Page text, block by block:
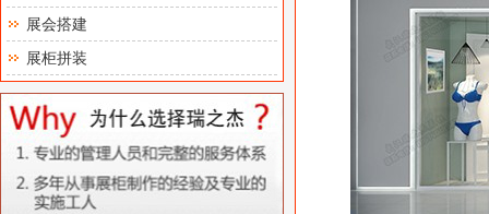
展会搭建
展柜拼装